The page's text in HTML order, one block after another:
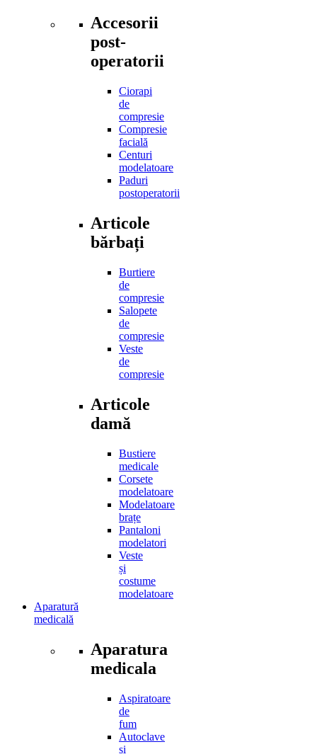
Accesorii
post-
operatorii
Ciorapi
de
compresie
Compresie
facială
Centuri
modelatoare
Paduri
postoperatorii
Articole
bărbați
Burtiere
de
compresie
Salopete
de
compresie
Veste
de
compresie
Articole
damă
Bustiere
medicale
Corsete
modelatoare
Modelatoare
brațe
Pantaloni
modelatori
Veste
și
costume
modelatoare
Aparatură
medicală
Aparatura
medicala
Aspiratoare
de
fum
Autoclave
si